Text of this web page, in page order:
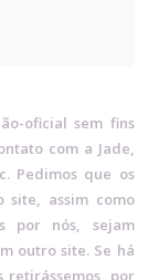
oficial sem fins
com a Jade,
Pedimos que os
site, assim como
por nós, sejam
outro site. Se há
retirássemos, por